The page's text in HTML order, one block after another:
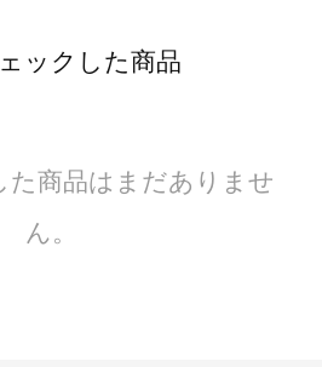
ックした商品
た商品はまだありませ
ん。